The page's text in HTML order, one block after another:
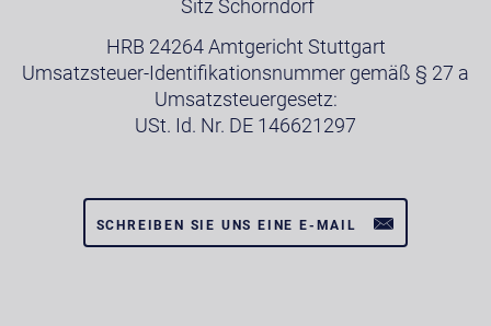
Sitz Schorndorf
HRB 24264 Amtgericht Stuttgart
Umsatzsteuer-Identifikationsnummer gemäß § 27 a
Umsatzsteuergesetz:
USt. Id. Nr. DE 146621297
SCHREIBEN SIE UNS EINE E-MAIL